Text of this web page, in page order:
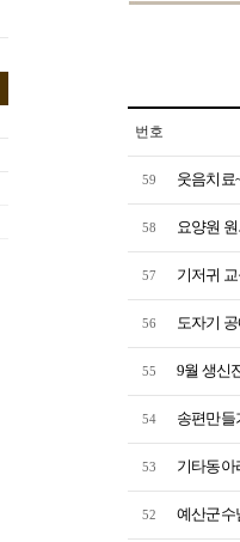
번호
59 웃음치료
58 요양원
57 기저귀
56 도자기
55 9월 생신
54 송편만들
53 기타동아
52 예산군수